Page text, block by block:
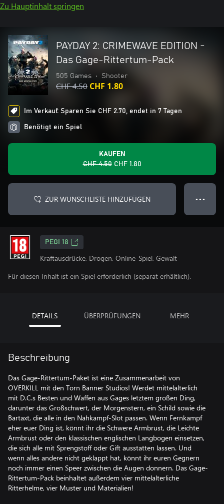
Zu Hauptinhalt springen
PAYDAY 2: CRIMEWAVE EDITION -
Das Gage-Rittertum-Pack
505 Games • Shooter
CHF 4.50 CHF 1.80
Im Verkauf: Sparen Sie CHF 2.70, endet in 7 Tagen
Benötigt ein Spiel
KAUFEN
CHF 4.50 CHF 1.80
ZUR WUNSCHLISTE HINZUFÜGEN ● ● ●
PEGI 18
Kraftausdrücke, Drogen, Online-Spiel, Gewalt
Für diesen Inhalt ist ein Spiel erforderlich (separat erhältlich).
DETAILS ÜBERPRÜFUNGEN MEHR
Beschreibung
Das Gage-Rittertum-Paket ist eine Zusammenarbeit von
OVERKILL mit den Torn Banner Studios! Werdet mittelalterlich
mit D.C.s Besten und Waffen aus Gages letztem großen Ding,
darunter das Großschwert, der Morgenstern, ein Schild sowie die
Bartaxt, die alle in den Nahkampf-Slot passen. Wenn Fernkampf
eher euer Ding ist, könnt ihr die Schwere Armbrust, die Leichte
Armbrust oder den klassischen englischen Langbogen einsetzen,
die sich alle mit Sprengstoff oder Gift ausstatten lassen. Und
wenn alles andere nicht geklappt hat, könnt ihr euren Gegnern
noch immer einen Speer zwischen die Augen donnern. Das Gage-
Rittertum-Pack beinhaltet außerdem vier mittelalterliche
Ritterhelme, vier Muster und Materialien!